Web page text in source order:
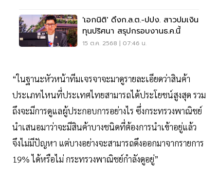
'เอกนิติ' ดึงก.ล.ต.-ปปง. สาวปมเงิน
ทุนปริศนา สรุปกรอบงานธ.ค.นี้
15 ต.ค. 2568 | 07:46 น.
“ในฐานะหัวหน้าทีมเจรจาจะมาดูรายละเอียดว่าสินค้า
ประเภทไหนที่ประเทศไทยสามารถได้ประโยชน์สูงสุด รวม
ถึงจะมีการดูแลผู้ประกอบการอย่างไร ซึ่งกระทรวงพาณิชย์
นำเสนอมาว่าจะมีสินค้าบางชนิดที่ต้องการนำเข้าอยู่แล้ว
จึงไม่มีปัญหา แต่บางอย่างจะสามารถดึงออกมาจากรายการ
19% ได้หรือไม่ กระทรวงพาณิชย์กำลังดูอยู่”